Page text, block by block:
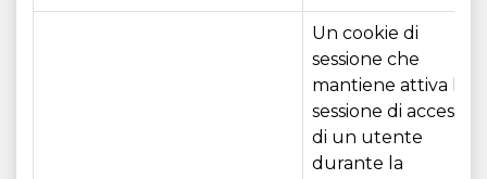
Un cookie di
sessione che
mantiene attiva la
sessione di accesso
di un utente
durante la